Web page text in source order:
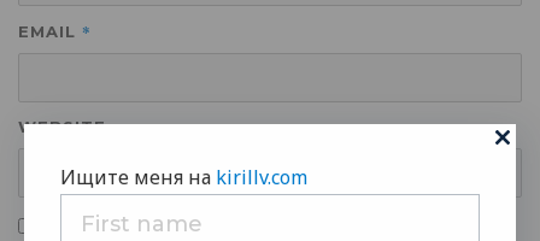
EMAIL *
WEBSITE
Ищите меня на kirillv.com